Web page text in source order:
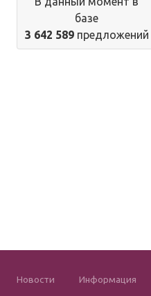
базе
3 642 589предложений
Новости Информация